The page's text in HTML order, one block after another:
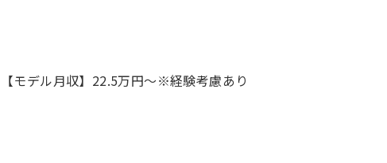
【モデル月収】22.5万円〜※経験考慮あり